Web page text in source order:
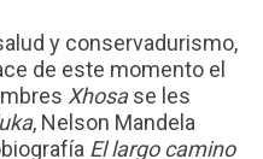
y conservadurismo,
de este momento el
Xhosase les
, Nelson Mandela
El largo camino